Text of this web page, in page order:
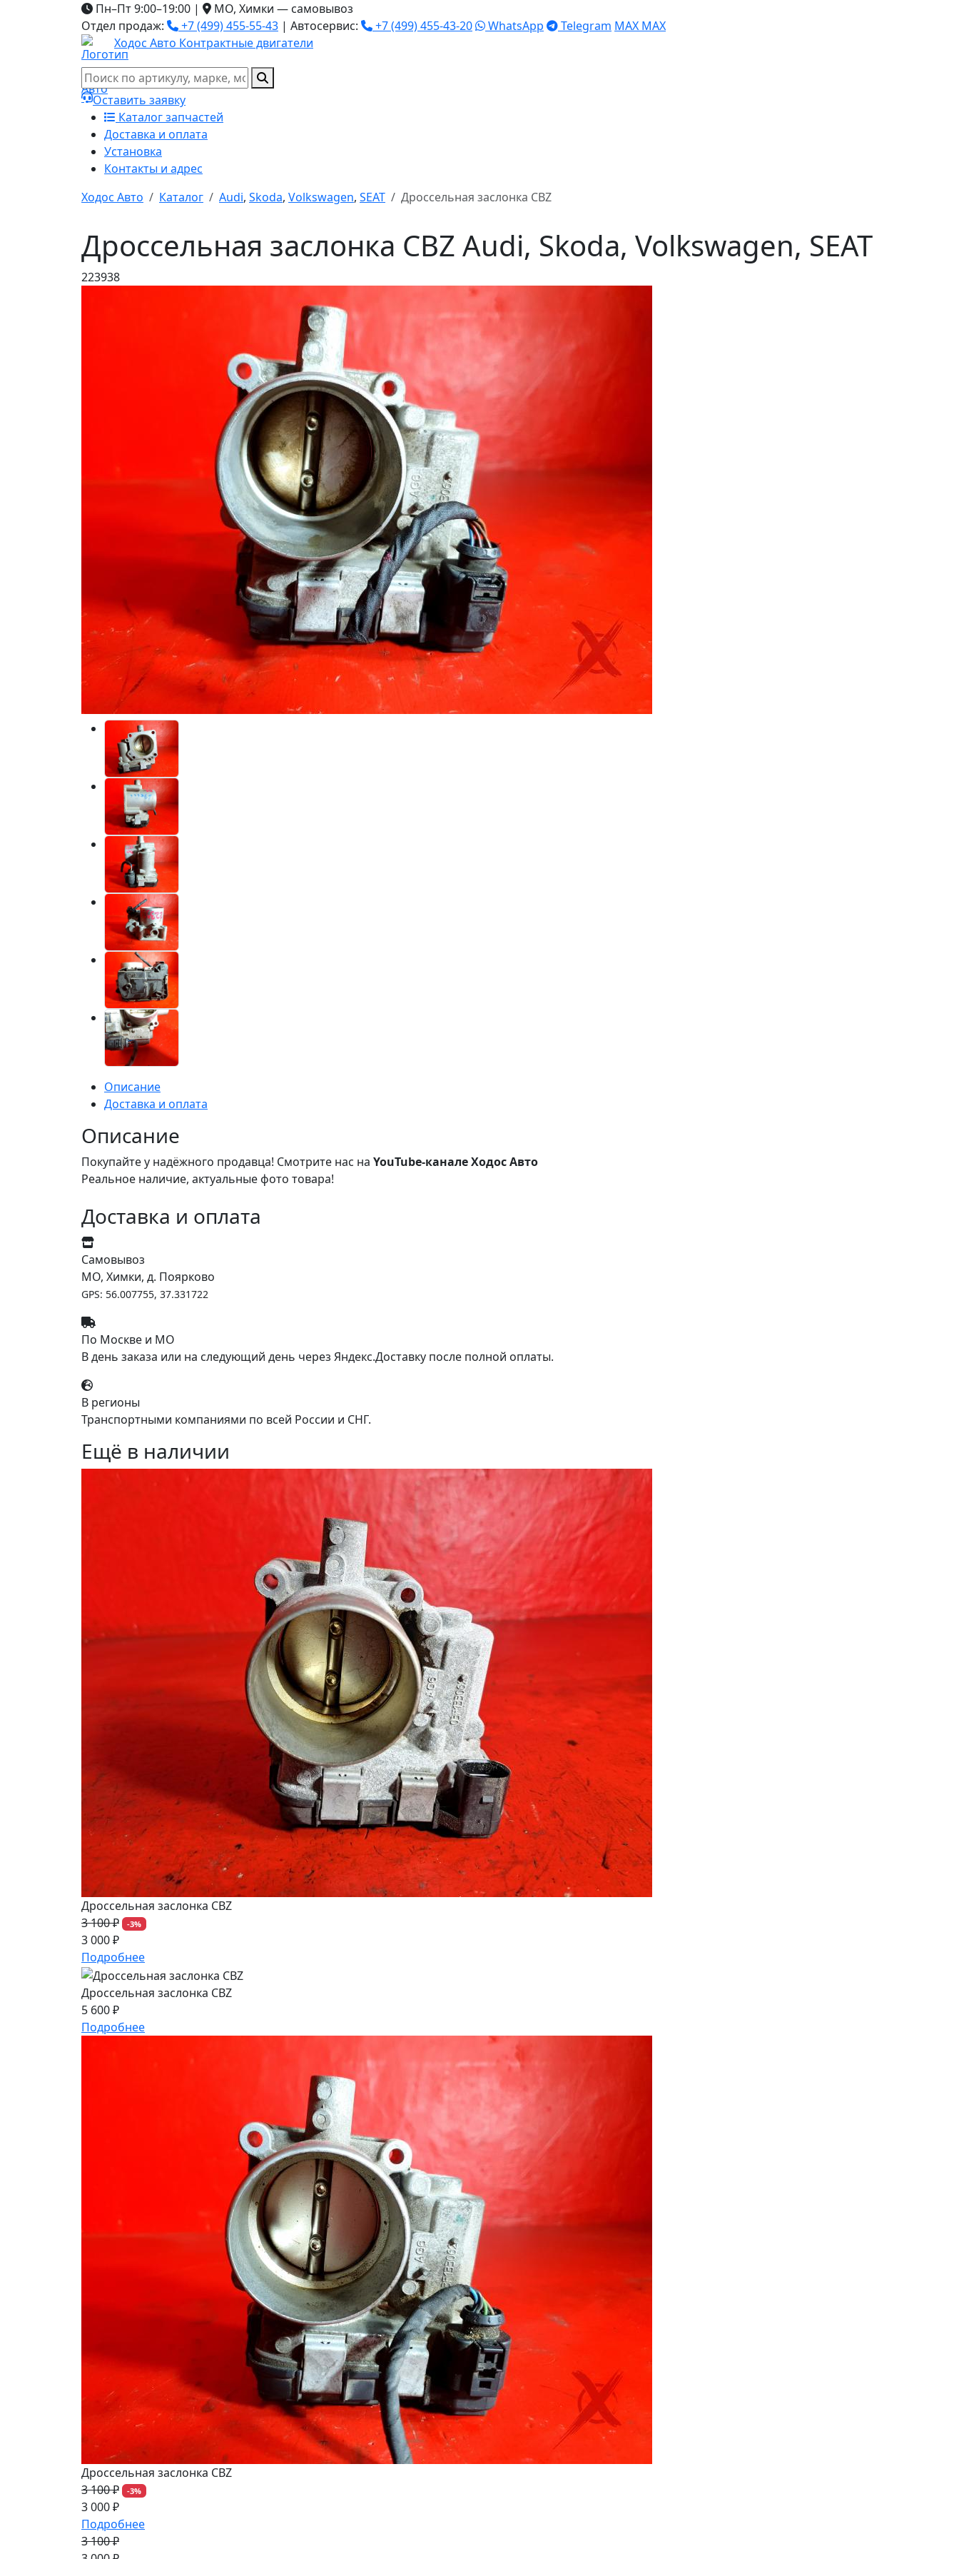
Пн–Пт 9:00–19:00 |
МО, Химки — самовывоз
Отдел продаж:
+7 (499) 455-55-43 | Автосервис: +7 (499) 455-43-20 WhatsApp Telegram MAX MAX
Ходос Авто Контрактные двигатели
Оставить заявку
Каталог запчастей
Доставка и оплата
Установка
Контакты и адрес
Ходос Авто
Каталог Audi, Skoda, Volkswagen, SEAT Дроссельная заслонка CBZ
Дроссельная заслонка CBZ Audi, Skoda, Volkswagen, SEAT
223938
Описание
Доставка и оплата
Описание
Покупайте у надёжного продавца! Смотрите нас на YouTube-канале Ходос Авто
Реальное наличие, актуальные фото товара!
Доставка и оплата
Самовывоз
МО, Химки, д. Поярково
GPS: 56.007755, 37.331722
По Москве и МО
В день заказа или на следующий день через Яндекс.Доставку после полной оплаты.
В регионы
Транспортными компаниями по всей России и СНГ.
Ещё в наличии
Дроссельная заслонка CBZ
3 100 ₽
-3%
3 000 ₽
Подробнее
Дроссельная заслонка CBZ
5 600 ₽
Подробнее
Дроссельная заслонка CBZ
3 100 ₽
-3%
3 000 ₽
Подробнее
3 100 ₽